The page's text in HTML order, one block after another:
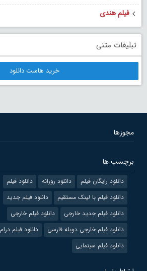
فیلم هندی
تبلیغات متنی
خرید هاست دانلود
مجوزها
برچسب ها
دانلود رایگان فیلم دانلود روزانه
دانلود فیلم
دانلود فیلم با لینک مستقیم
دانلود فیلم جدید
دانلود فیلم جدید خارجی
دانلود فیلم خارجی
دانلود فیلم خارجی دوبله فارسی
دانلود فیلم درام
دانلود فیلم سینمایی